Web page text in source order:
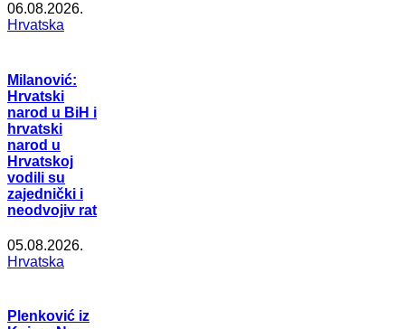
06.08.2026.
Hrvatska
Milanović:
Hrvatski
narod u BiH i
hrvatski
narod u
Hrvatskoj
vodili su
zajednički i
neodvojiv rat
05.08.2026.
Hrvatska
Plenković iz